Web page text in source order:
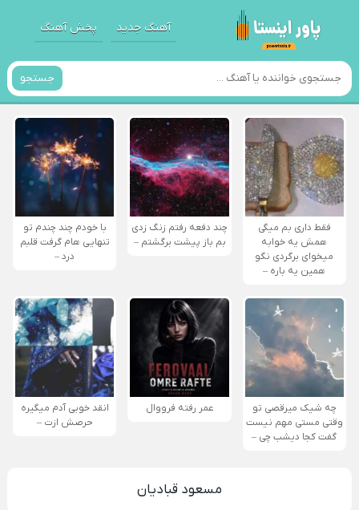
آهنگ جدید پخش آهنگ
جستجو
فقط داری بم میگی
همش یه خوابه
میخوای برگردی نگو
همین یه باره –
چند دفعه رفتم زنگ زدی
بم باز پیشت برگشتم –
با خودم چند چندم تو
تنهایی هام گرفت قلبم
درد –
چه شیک میرقصی تو
وقتی مستی مهم نیست
گفت کجا دیشب چی –
عمر رفته فرووال
انقد خوبی آدم میگیره
حرصش ازت –
مسعود قبادیان